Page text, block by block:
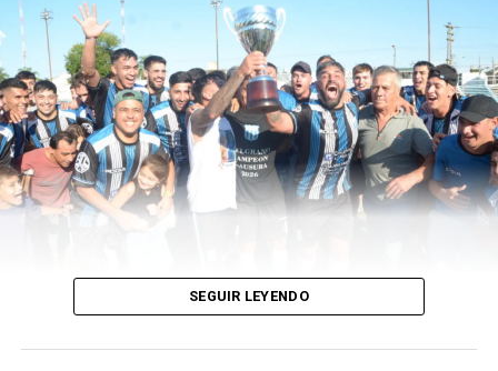
SEGUIR LEYENDO